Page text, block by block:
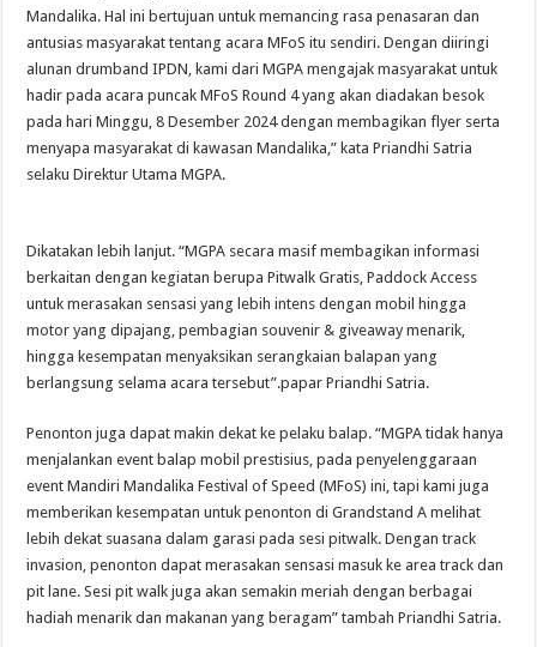
Mandalika. Hal ini bertujuan untuk memancing rasa penasaran dan
antusias masyarakat tentang acara MFoS itu sendiri. Dengan diiringi
alunan drumband IPDN, kami dari MGPA mengajak masyarakat untuk
hadir pada acara puncak MFoS Round 4 yang akan diadakan besok
pada hari Minggu, 8 Desember 2024 dengan membagikan flyer serta
menyapa masyarakat di kawasan Mandalika,” kata Priandhi Satria
selaku Direktur Utama MGPA.
Dikatakan lebih lanjut. “MGPA secara masif membagikan informasi
berkaitan dengan kegiatan berupa Pitwalk Gratis, Paddock Access
untuk merasakan sensasi yang lebih intens dengan mobil hingga
motor yang dipajang, pembagian souvenir & giveaway menarik,
hingga kesempatan menyaksikan serangkaian balapan yang
berlangsung selama acara tersebut”.papar Priandhi Satria.
Penonton juga dapat makin dekat ke pelaku balap. “MGPA tidak hanya
menjalankan event balap mobil prestisius, pada penyelenggaraan
event Mandiri Mandalika Festival of Speed (MFoS) ini, tapi kami juga
memberikan kesempatan untuk penonton di Grandstand A melihat
lebih dekat suasana dalam garasi pada sesi pitwalk. Dengan track
invasion, penonton dapat merasakan sensasi masuk ke area track dan
pit lane. Sesi pit walk juga akan semakin meriah dengan berbagai
hadiah menarik dan makanan yang beragam” tambah Priandhi Satria.